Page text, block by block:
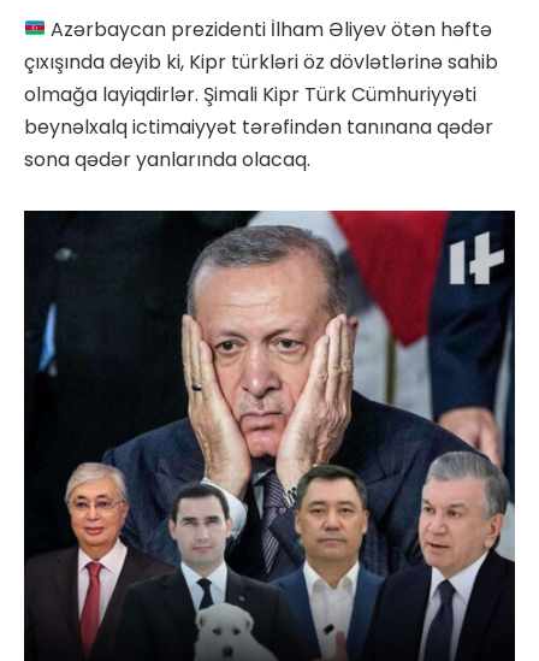
Azərbaycan prezidenti İlham Əliyev ötən həftə
çıxışında deyib ki, Kipr türkləri öz dövlətlərinə sahib
olmağa layiqdirlər. Şimali Kipr Türk Cümhuriyyəti
beynəlxalq ictimaiyyət tərəfindən tanınana qədər
sona qədər yanlarında olacaq.